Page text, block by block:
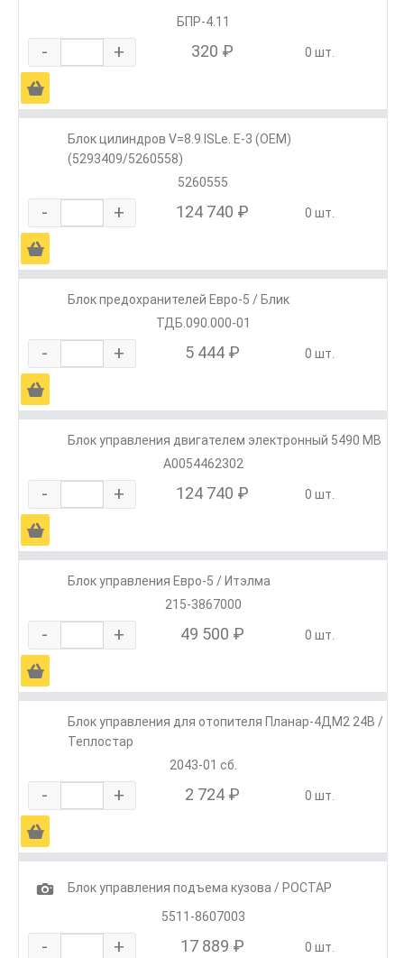
БПР-4.11
- + 320 ₽ 0 шт.
Ä
Блок цилиндров V=8.9 ISLe. E-3 (ОЕМ)
(5293409/5260558)
5260555
- + 124 740 ₽ 0 шт.
Ä
Блок предохранителей Евро-5 / Блик
ТДБ.090.000-01
- + 5 444 ₽ 0 шт.
Ä
Блок управления двигателем электронный 5490 MB
А0054462302
- + 124 740 ₽ 0 шт.
Ä
Блок управления Евро-5 / Итэлма
215-3867000
- + 49 500 ₽ 0 шт.
Ä
Блок управления для отопителя Планар-4ДМ2 24В /
Теплостар
2043-01 сб.
- + 2 724 ₽ 0 шт.
Ä
1
Блок управления подъема кузова / РОСТАР
5511-8607003
- + 17 889 ₽ 0 шт.